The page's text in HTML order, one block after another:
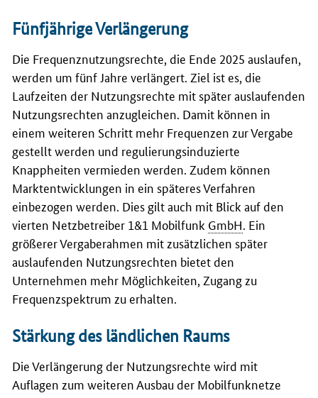
Fünfjährige Verlängerung
Die Frequenznutzungsrechte, die Ende 2025 auslaufen,
werden um fünf Jahre verlängert. Ziel ist es, die
Laufzeiten der Nutzungsrechte mit später auslaufenden
Nutzungsrechten anzugleichen. Damit können in
einem weiteren Schritt mehr Frequenzen zur Vergabe
gestellt werden und regulierungsinduzierte
Knappheiten vermieden werden. Zudem können
Marktentwicklungen in ein späteres Verfahren
einbezogen werden. Dies gilt auch mit Blick auf den
vierten Netzbetreiber 1&1 Mobilfunk GmbH . Ein
größerer Vergaberahmen mit zusätzlichen später
auslaufenden Nutzungsrechten bietet den
Unternehmen mehr Möglichkeiten, Zugang zu
Frequenzspektrum zu erhalten.
Stärkung des ländlichen Raums
Die Verlängerung der Nutzungsrechte wird mit
Auflagen zum weiteren Ausbau der Mobilfunknetze